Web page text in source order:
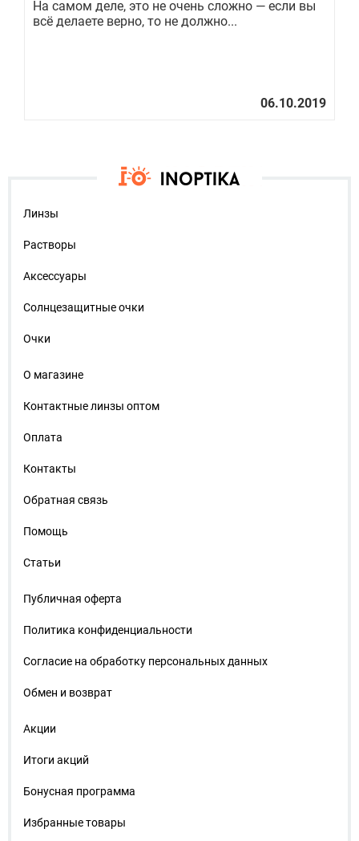
На самом деле, это не очень сложно — если вы
всё делаете верно, то не должно...
Линзы
Растворы
Аксессуары
Солнцезащитные очки
Очки
О магазине
Контактные линзы оптом
Оплата
Контакты
Обратная связь
Помощь
Статьи
Публичная оферта
Политика конфиденциальности
Согласие на обработку персональных данных
Обмен и возврат
Акции
Итоги акций
Бонусная программа
Избранные товары